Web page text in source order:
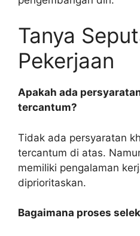
Tanya
Pekerjaan
Apakah ada
tercantum?
Tidak ada persyaratan
tercantum di atas.
memiliki pengalaman
diprioritaskan.
Bagaimana proses